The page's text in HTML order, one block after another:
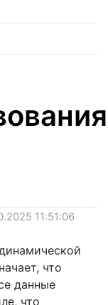
11:51:06
что
данные
что